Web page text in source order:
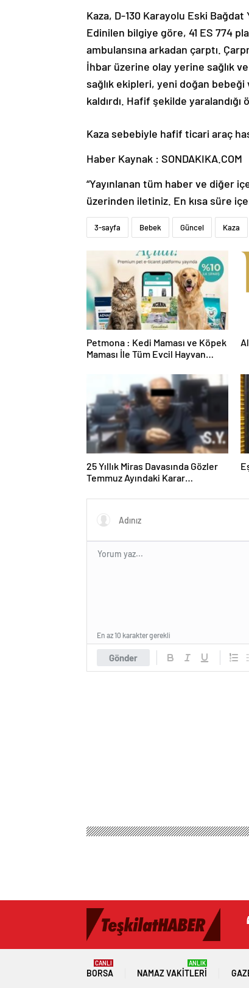
Kaza, D-130 Karayolu Eski
Edinilen bilgiye göre, 41 ES 774
ambulansına arkadan çarptı.
İhbar üzerine olay yerine sağlık
sağlık ekipleri, yeni doğan
kaldırdı. Hafif şekilde
Kaza sebebiyle hafif ticari araç
Haber Kaynak : SONDAKIKA.COM
“Yayınlanan tüm haber ve diğer
üzerinden iletiniz. En kısa süre
3-sayfa Bebek Güncel Kaza
Petmona : Kedi Maması ve Köpek
Maması İle Tüm Evcil Hayvan
25 Yıllık Miras Davasında Gözler
Temmuz Ayındaki Karar
Gönder
En az 10 karakter gerekli
BORSA
CANLI
NAMAZ VAKITLERI
ANLIK